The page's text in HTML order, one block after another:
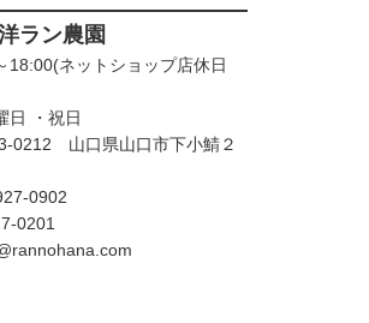
ラン農園
18:00(ネットショップ店休日
日 ・祝日
0212 山口県山口市下小鯖２
0902
0201